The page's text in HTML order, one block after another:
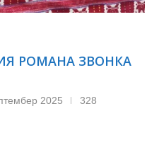
РОМАНА ЗВОНКА
2025
328